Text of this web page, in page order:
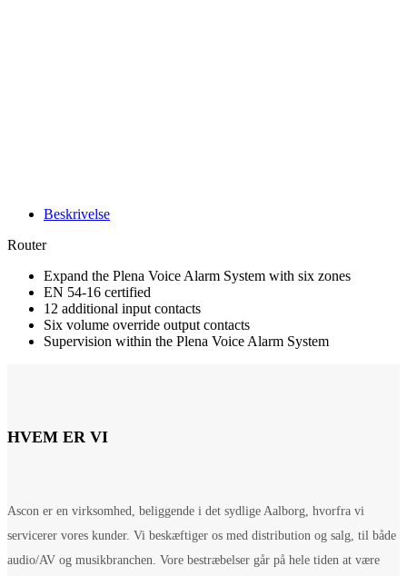
Beskrivelse
Router
Expand the Plena Voice Alarm System with six zones
EN 54‑16 certified
12 additional input contacts
Six volume override output contacts
Supervision within the Plena Voice Alarm System
HVEM ER VI
Ascon er en virksomhed, beliggende i det sydlige Aalborg, hvorfra vi
servicerer vores kunder. Vi beskæftiger os med distribution og salg, til både
audio/AV og musikbranchen. Vore bestræbelser går på hele tiden at være